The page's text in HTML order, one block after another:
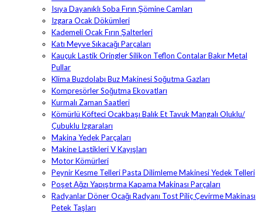
Isıya Dayanıklı Soba Fırın Şömine Camları
Izgara Ocak Dökümleri
Kademeli Ocak Fırın Şalterleri
Katı Meyve Sıkacağı Parçaları
Kauçuk Lastik Oringler Silikon Teflon Contalar Bakır Metal
Pullar
Klima Buzdolabı Buz Makinesi Soğutma Gazları
Kompresörler Soğutma Ekovatları
Kurmalı Zaman Saatleri
Kömürlü Köfteci Ocakbaşı Balık Et Tavuk Mangalı Oluklu/
Çubuklu Izgaraları
Makina Yedek Parçaları
Makine Lastikleri V Kayışları
Motor Kömürleri
Peynir Kesme Telleri Pasta Dilimleme Makinesi Yedek Telleri
Poşet Ağzı Yapıştırma Kapama Makinası Parçaları
Radyanlar Döner Ocağı Radyanı Tost Piliç Çevirme Makinası
Petek Taşları